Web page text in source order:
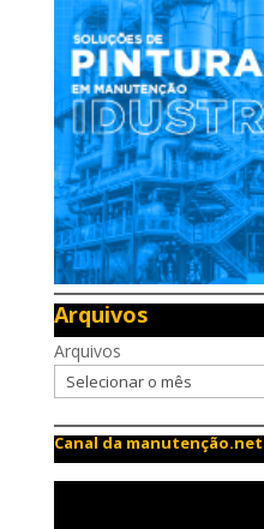
Arquivos
Arquivos
Canal da manutenção.net